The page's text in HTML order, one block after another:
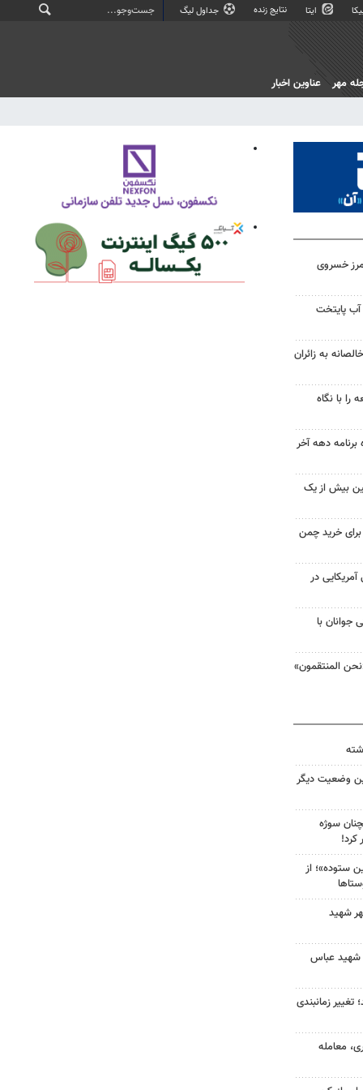
ایتا نتایج زنده جداول لیگ
مهر عناوین اخبار
خسروی
پایتخت
به زائران
با نگاه
دهه آخر
بیش از یک
برای خرید چمن
۷۰۰ نظامی آمریکایی در
جوانان با
المنتقمون»
وضعیت دیگر
سوژه
کرد!
ستوده»؛ از
شهید
شهید عباس
تغییر زمانبندی
معامله